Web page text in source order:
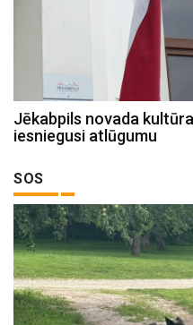
Jēkabpils novada
iesniegusi atlūgumu
SOS